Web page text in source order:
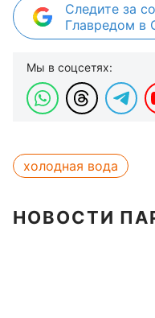
Следите за
Главредом в
Мы в соцсетях:
холодная вода
НОВОСТИ